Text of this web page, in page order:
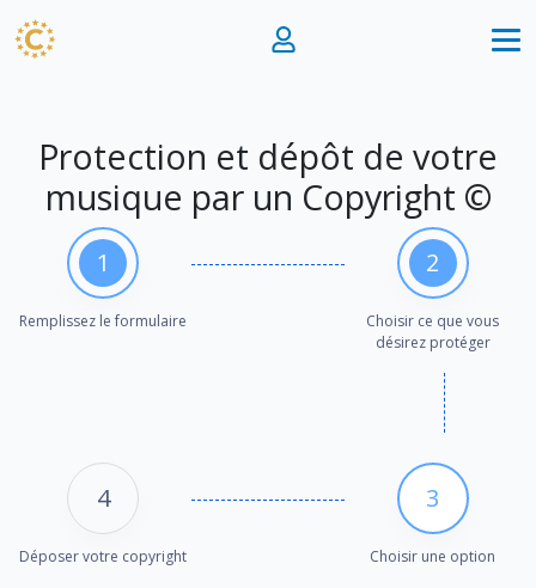
Protection et dépôt de votre
musique par un Copyright ©
1
Remplissez le formulaire
2
Choisir ce que vous
désirez protéger
3
Choisir une option
4
Déposer votre copyright